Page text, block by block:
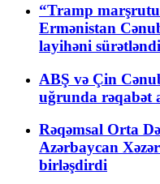
“Tramp
Ermənistan
layihəni
ABŞ və Çin
uğrunda rəqabət
Rəqəmsal Orta
Azərbaycan
birləşdirdi